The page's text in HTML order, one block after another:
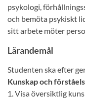
psykologi,
och bemöta psykiskt
sitt arbete möter
Lärandemål
Studenten ska efter
Kunskap och
1. Visa översiktlig